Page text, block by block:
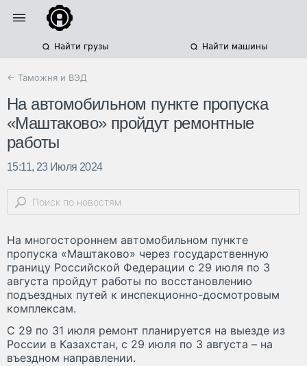
Найти грузы Найти машины
← Таможня и ВЭД
На автомобильном пункте пропуска
«Маштаково» пройдут ремонтные
работы
15:11, 23 Июля 2024
На многостороннем автомобильном пункте
пропуска «Маштаково» через государственную
границу Российской Федерации с 29 июля по 3
августа пройдут работы по восстановлению
подъездных путей к инспекционно-досмотровым
комплексам.
С 29 по 31 июля ремонт планируется на выезде из
России в Казахстан, с 29 июля по 3 августа – на
въездном направлении.